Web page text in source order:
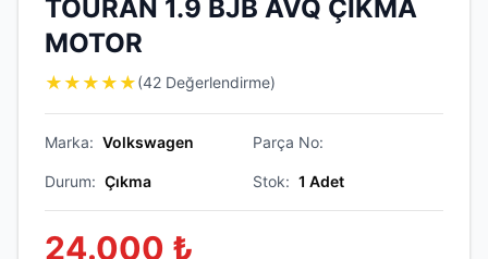
TOURAN 1.9 BJB AVQ ÇIKMA
MOTOR
★ ★ ★ ★ ★(42 Değerlendirme)
Marka: Volkswagen Parça No:
Durum: Çıkma Stok: 1 Adet
24.000 ₺